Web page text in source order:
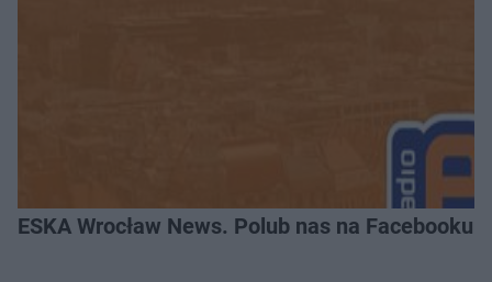
ESKA Wrocław News. Polub nas na Facebooku!